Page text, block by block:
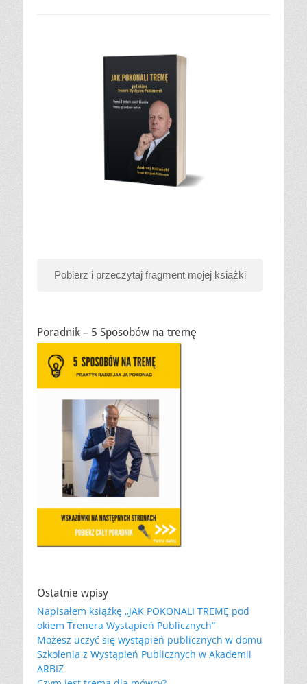
Pobierz i przeczytaj fragment mojej książki
Poradnik – 5 Sposobów na tremę
Ostatnie wpisy
Napisałem książkę „JAK POKONALI TREMĘ pod
okiem Trenera Wystąpień Publicznych”
Możesz uczyć się wystąpień publicznych w domu
Szkolenia z Wystąpień Publicznych w Akademii
ARBIZ